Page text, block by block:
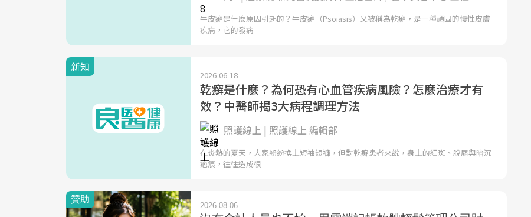
牛皮癬是什麼原因引起的？牛皮癬（Psoiasis）又被稱為乾癬，是一種頑固的慢性皮膚
疾病，它的發病
新知
2026-06-18
乾癬是什麼？為何恐有心血管疾病風險？怎麼治療才有
效？中醫師揭3大病程調理方法
照護線上 | 照護線上 編輯部
在炎熱的夏天，大家紛紛換上短袖短褲，但對乾癬患者來說，身上的紅斑、脫屑與暗沉
疤痕，往往造成很